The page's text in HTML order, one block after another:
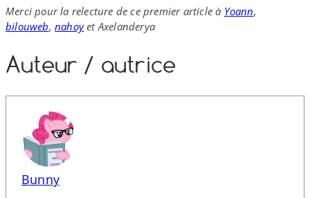
Merci pour la relecture de ce premier article à Yoann,
bilouweb,nahoyet Axelanderya
Auteur /​ autrice
Bunny